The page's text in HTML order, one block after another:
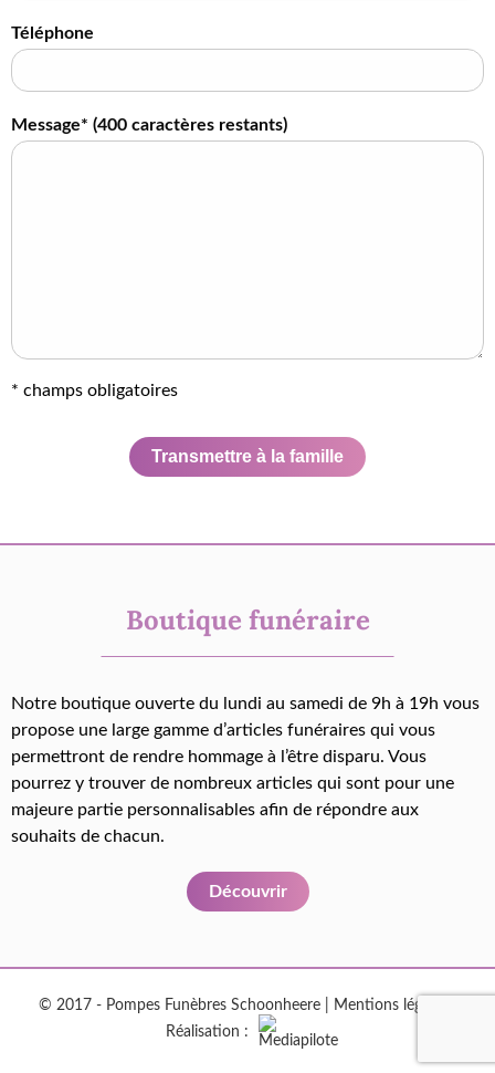
Téléphone
Message* (400 caractères restants)
* champs obligatoires
Transmettre à la famille
Boutique funéraire
Notre boutique ouverte du lundi au samedi de 9h à 19h vous
propose une large gamme d’articles funéraires qui vous
permettront de rendre hommage à l’être disparu. Vous
pourrez y trouver de nombreux articles qui sont pour une
majeure partie personnalisables afin de répondre aux
souhaits de chacun.
Découvrir
© 2017 - Pompes Funèbres Schoonheere | Mentions légales
Réalisation :